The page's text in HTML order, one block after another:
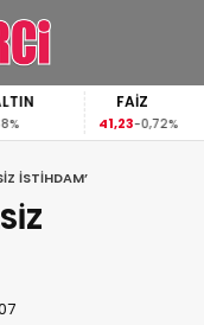
FAİZ
41,23-0,72%
İSTİHDAM’